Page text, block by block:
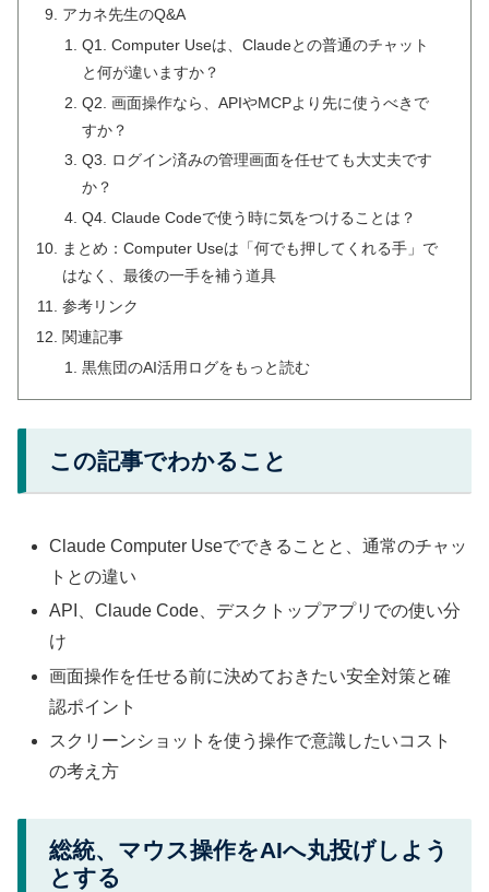
アカネ先生のQ&A
Q1. Computer Useは、Claudeとの普通のチャット
と何が違いますか？
Q2. 画面操作なら、APIやMCPより先に使うべきで
すか？
Q3. ログイン済みの管理画面を任せても大丈夫です
か？
Q4. Claude Codeで使う時に気をつけることは？
まとめ：Computer Useは「何でも押してくれる手」で
はなく、最後の一手を補う道具
参考リンク
関連記事
黒焦団のAI活用ログをもっと読む
この記事でわかること
Claude Computer Useでできることと、通常のチャッ
トとの違い
API、Claude Code、デスクトップアプリでの使い分
け
画面操作を任せる前に決めておきたい安全対策と確
認ポイント
スクリーンショットを使う操作で意識したいコスト
の考え方
総統、マウス操作をAIへ丸投げしよう
とする